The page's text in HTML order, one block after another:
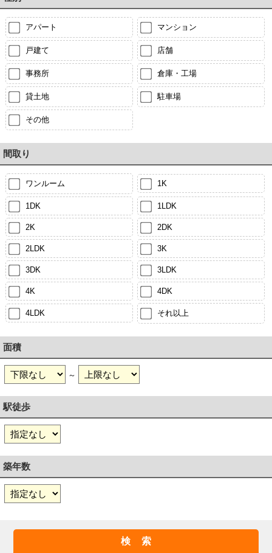
アパート マンション
戸建て 店舗
事務所 倉庫・工場
貸土地 駐車場
その他
間取り
ワンルーム 1K
1DK 1LDK
2K 2DK
2LDK 3K
3DK 3LDK
4K 4DK
4LDK それ以上
面積
～
駅徒歩
築年数